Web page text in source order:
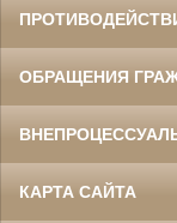
ОБРАЩЕНИЯ
КАРТА САЙТА